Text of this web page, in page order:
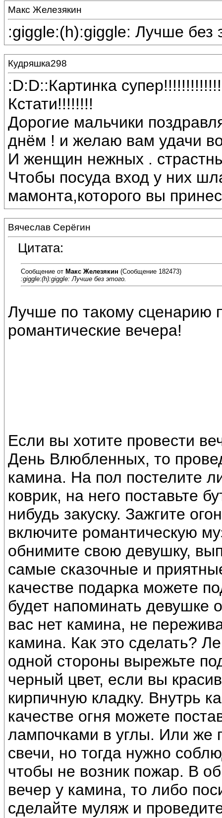
Макс Железякин
:giggle:(h):giggle: Лучше без
Кудряшка298
:D:D::Картинка
Кстати!!!!!!!!
Дорогие мальчики
днём ! и желаю вам удачи
И женщин нежных .
Чтобы посуда вход у них
мамонта,которого вы
Вячеслав Серёгин
Цитата:
Сообщение от Макс Железякин (Сообщение 182473)
:giggle:(h):giggle: Лучше без этого.
Лучше по такому сценарию
романтические вечера!
Если вы хотите провести
День Влюбленных, то
камина. На пол постелите
коврик, на него поставьте
нибудь закуску. Зажгите
включите романтическую
обнимите свою девушку,
самые сказочные и
качестве подарка можете
будет напоминать
вас нет камина, не
камина. Как это сделать?
одной стороны вырежьте
черный цвет, если вы
кирпичную кладку. Внутрь
качестве огня можете
лампочками в углы. Или же
свечи, но тогда нужно
чтобы не возник пожар. В
вечер у камина, то либо
сделайте муляж и